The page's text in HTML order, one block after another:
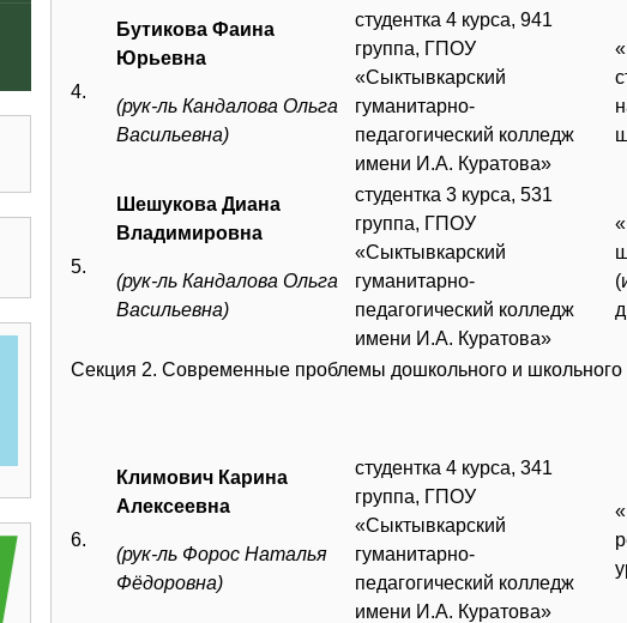
4.
Бутикова Фаина
Юрьевна
(рук-ль Кандалова Ольга
Васильевна)
студентка 4 курса, 941
группа, ГПОУ
«Сыктывкарский
гуманитарно-
педагогический колледж
имени И.А. Куратова»
5.
Шешукова Диана
Владимировна
(рук-ль Кандалова Ольга
Васильевна)
студентка 3 курса, 531
группа, ГПОУ
«Сыктывкарский
гуманитарно-
педагогический колледж
имени И.А. Куратова»
Секция 2. Современные проблемы дошкольного и школьного
6.
Климович Карина
Алексеевна
(рук-ль Форос Наталья
Фёдоровна)
студентка 4 курса, 341
группа, ГПОУ
«Сыктывкарский
гуманитарно-
педагогический колледж
имени И.А. Куратова»